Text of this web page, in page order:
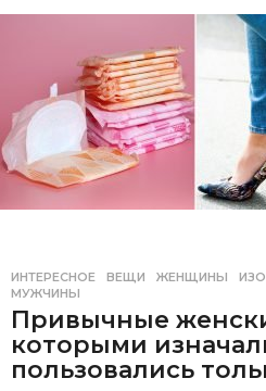
ИНТЕРЕСНОЕ ВЕЩИ ,ЖЕНЩИНЫ ,
МУЖЧИНЫ
Привычные
которыми
пользовались